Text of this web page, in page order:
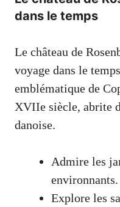
dans le temps
Le château de
voyage dans le
emblématique de
XVIIe siècle, abrite
danoise.
Admire les
environnants.
Explore les